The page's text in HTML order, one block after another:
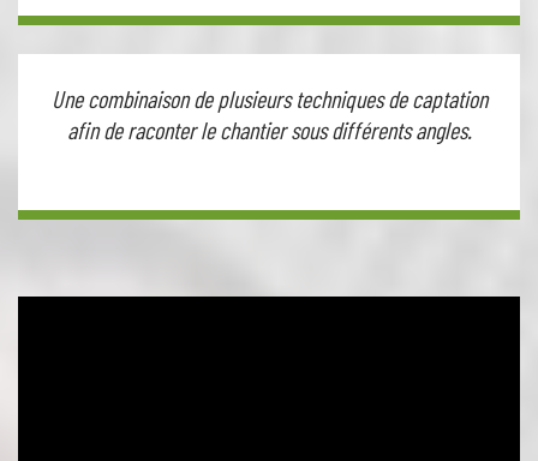
Une combinaison de plusieurs techniques de captation
afin de raconter le chantier sous différents angles.